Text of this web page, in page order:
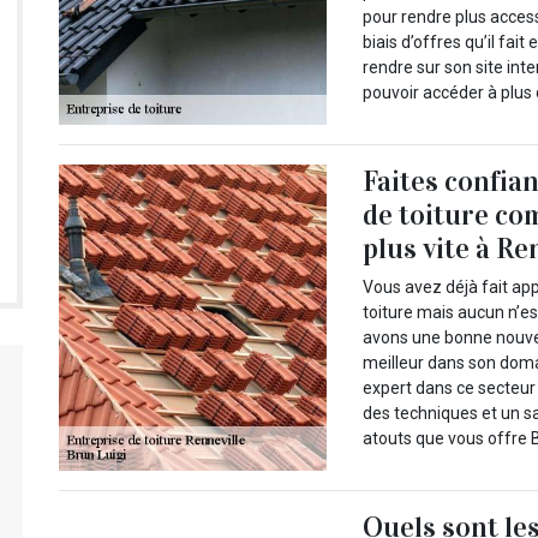
pour rendre plus
biais d’offres qu’il
rendre sur son site
pouvoir accéder à plus
Faites
de toiture
plus vite à
Vous avez déjà fait
toiture mais aucun
avons une bonne
meilleur dans son
expert dans ce
des techniques et un
atouts que vous offre
Quels sont